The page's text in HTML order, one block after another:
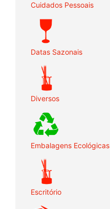
Cuidados Pessoais
Datas Sazonais
Diversos
Embalagens Ecológicas
Escritório